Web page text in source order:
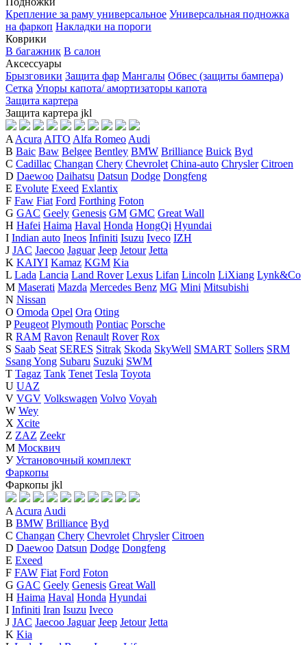
Крепление за раму универсальное Универсальная подножка
на фаркоп Накладки на пороги
Коврики
В багажник В салон
Аксессуары
Брызговики Защита фар Мангалы Обвес (защиты бампера)
Сетка Упоры капота/ амортизаторы капота
Защита картера
Защита картера jkl
A Acura AITO Alfa Romeo Audi
B Baic Baw Belgee Bentley BMW Brilliance Buick Byd
C Cadillac Changan Chery Chevrolet China-auto Chrysler Citroen
D Daewoo Daihatsu Datsun Dodge Dongfeng
E Evolute Exeed Exlantix
F Faw Fiat Ford Forthing Foton
G GAC Geely Genesis GM GMC Great Wall
H Hafei Haima Haval Honda HongQi Hyundai
I Indian auto Ineos Infiniti Isuzu Iveco IZH
J JAC Jaecoo Jaguar Jeep Jetour Jetta
K KAIYI Kamaz KGM Kia
L Lada Lancia Land Rover Lexus Lifan Lincoln LiXiang Lynk&Co
M Maserati Mazda Mercedes Benz MG Mini Mitsubishi
N Nissan
O Omoda Opel Ora Oting
P Peugeot Plymouth Pontiac Porsche
R RAM Ravon Renault Rover Rox
S Saab Seat SERES Sitrak Skoda SkyWell SMART Sollers SRM
Ssang Yong Subaru Suzuki SWM
T Tagaz Tank Tenet Tesla Toyota
U UAZ
V VGV Volkswagen Volvo Voyah
W Wey
X Xcite
Z ZAZ Zeekr
М Москвич
У Установочный комплект
Фаркопы
Фаркопы jkl
A Acura Audi
B BMW Brilliance Byd
C Changan Chery Chevrolet Chrysler Citroen
D Daewoo Datsun Dodge Dongfeng
E Exeed
F FAW Fiat Ford Foton
G GAC Geely Genesis Great Wall
H Haima Haval Honda Hyundai
I Infiniti Iran Isuzu Iveco
J JAC Jaecoo Jaguar Jeep Jetour Jetta
K Kia